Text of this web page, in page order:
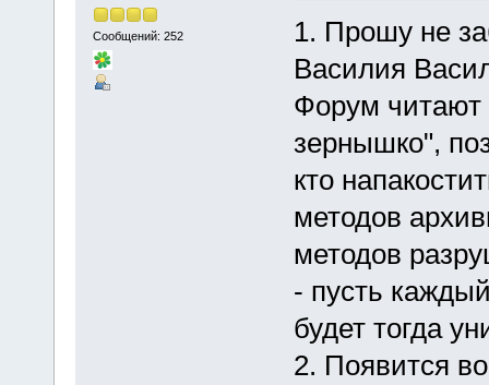
Сообщений: 252
1. Прошу не
Василия
Форум читают
зернышко",
кто
методов
методов
- пусть
будет тогда
2. Появится